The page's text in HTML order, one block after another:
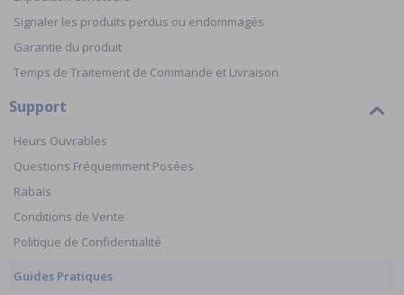
Signaler les produits perdus ou endommagés
Garantie du produit
Temps de Traitement de Commande et Livraison
Support
Heurs Ouvrables
Questions Fréquemment Posées
Rabais
Conditions de Vente
Politique de Confidentialité
Guides Pratiques